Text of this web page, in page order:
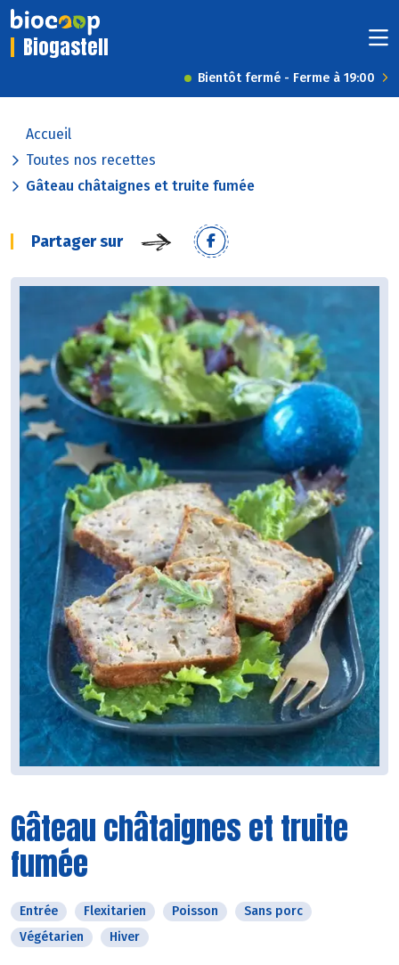
Biogastell
Bientôt fermé - Ferme à 19:00
Accueil
Toutes nos recettes
Gâteau châtaignes et truite fumée
Partager sur
Gâteau châtaignes et truite
fumée
Entrée Flexitarien Poisson
Sans porc
Végétarien
Hiver